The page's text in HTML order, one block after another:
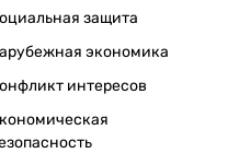
защита
экономика
интересов